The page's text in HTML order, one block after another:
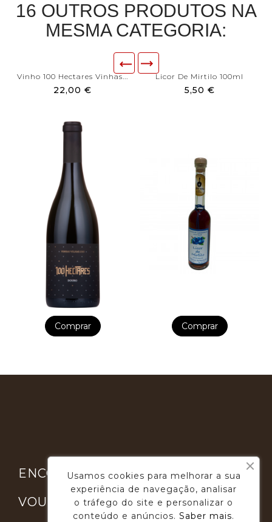
16 OUTROS PRODUTOS NA
MESMA CATEGORIA:
Vinho 100 Hectares Vinhas...
22,00 €
Comprar
Licor De Mirtilo 100ml
5,50 €
Comprar
ENCONTRE-NOS 
VOUGA GOURMET
Usamos cookies para melhorar a sua
experiência de navegação, analisar
o tráfego do site e personalizar o
conteúdo e anúncios. Saber mais.